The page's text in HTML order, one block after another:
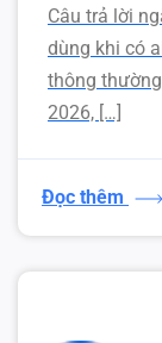
Câu trả lời
dùng khi có
thông
2026, […]
Đọc thêm